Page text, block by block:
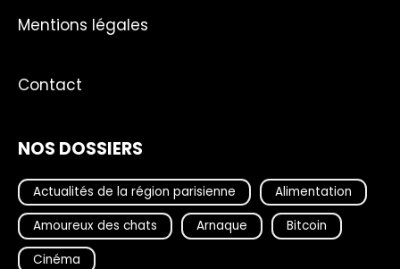
Mentions légales
Contact
NOS DOSSIERS
Actualités de la région parisienne
Alimentation
Amoureux des chats
Arnaque
Bitcoin
Cinéma